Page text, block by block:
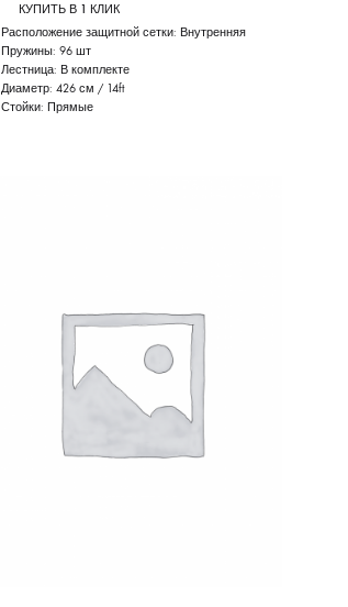
КУПИТЬ В 1 КЛИК
Расположение защитной сетки: Внутренняя
Пружины: 96 шт
Лестница: В комплекте
Диаметр: 426 см / 14ft
Стойки: Прямые